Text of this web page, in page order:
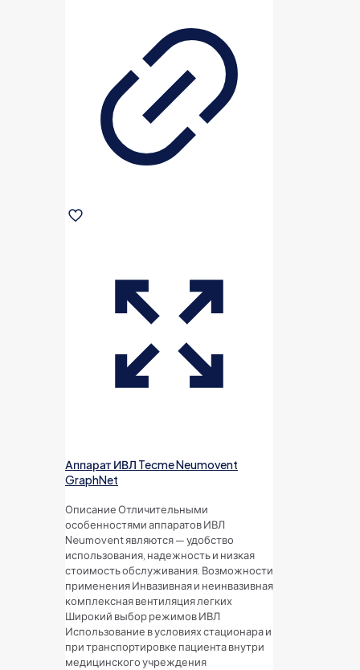
Аппарат ИВЛ Tecme Neumovent
GraphNet
Описание Отличительными
особенностями аппаратов ИВЛ
Neumovent являются — удобство
использования, надежность и низкая
стоимость обслуживания. Возможности
применения Инвазивная и неинвазивная
комплексная вентиляция легких
Широкий выбор режимов ИВЛ
Использование в условиях стационара и
при транспортировке пациента внутри
медицинского учреждения